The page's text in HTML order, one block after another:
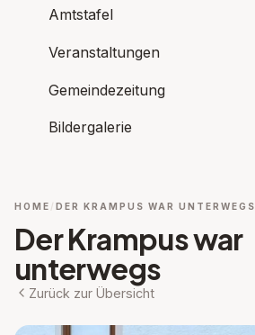
Amtstafel
Veranstaltungen
Gemeindezeitung
Bildergalerie
HOME DER KRAMPUS WAR UNTERWEGS
Der Krampus war
unterwegs
Zurück zur Übersicht